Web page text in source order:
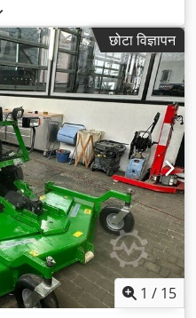
छोटा विज्ञापन
1 / 15